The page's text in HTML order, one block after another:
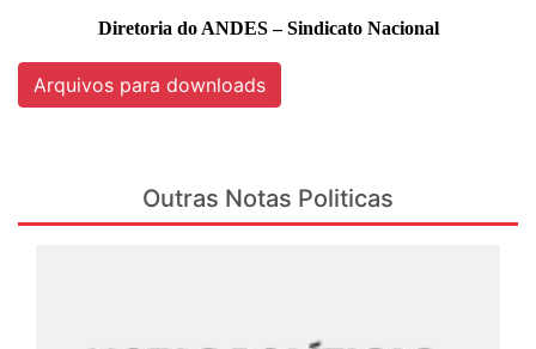
Diretoria do ANDES – Sindicato Nacional
Arquivos para downloads
Outras Notas Politicas